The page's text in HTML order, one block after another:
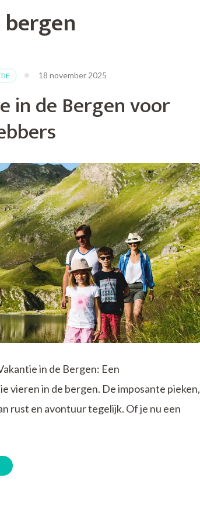
18 november 2025
in de Bergen voor
in de Bergen: Een
vieren in de bergen. De imposante pieken,
rust en avontuur tegelijk. Of je nu een